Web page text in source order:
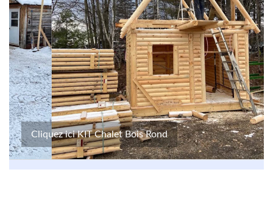
Cliquez ici KIT Chalet Bois Rond